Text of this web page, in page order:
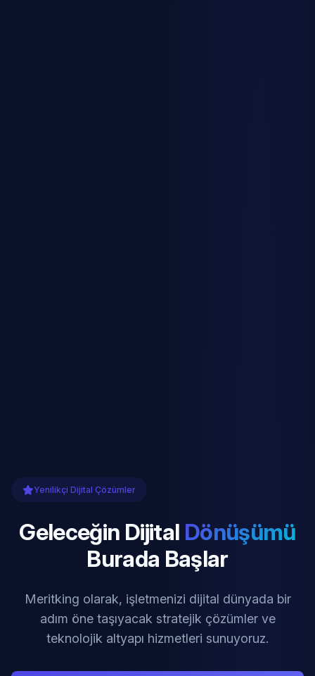
Yenilikçi Dijital Çözümler
Geleceğin Dijital Dönüşümü
Burada Başlar
Meritking olarak, işletmenizi dijital dünyada bir
adım öne taşıyacak stratejik çözümler ve
teknolojik altyapı hizmetleri sunuyoruz.